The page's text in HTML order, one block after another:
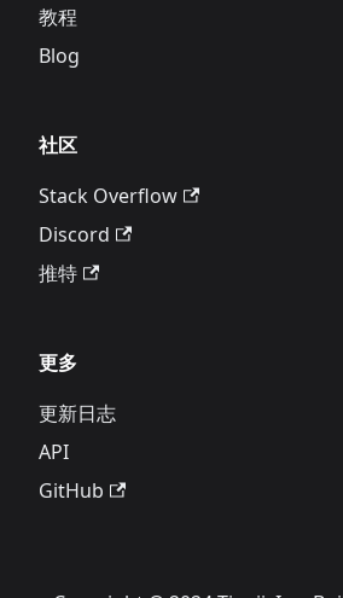
教程
Blog
社区
Stack Overflow
Discord
推特
更多
更新日志
API
GitHub